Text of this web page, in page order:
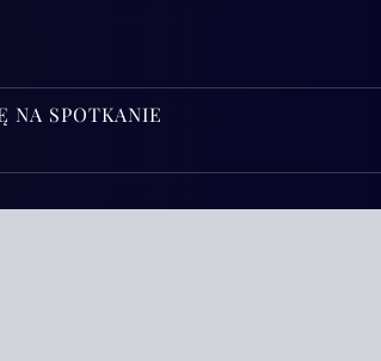
NA SPOTKANIE